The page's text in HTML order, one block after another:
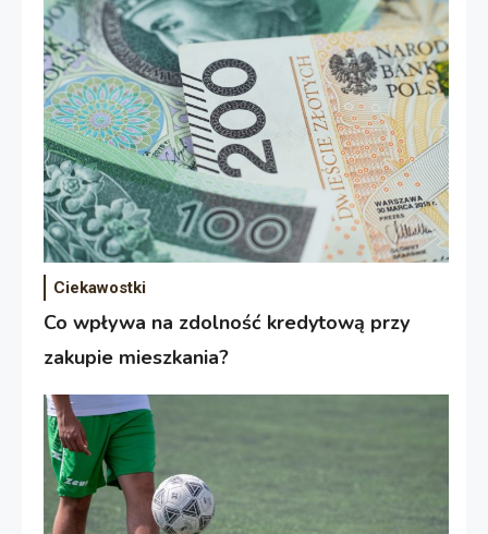
Ciekawostki
Co wpływa na zdolność kredytową przy
zakupie mieszkania?